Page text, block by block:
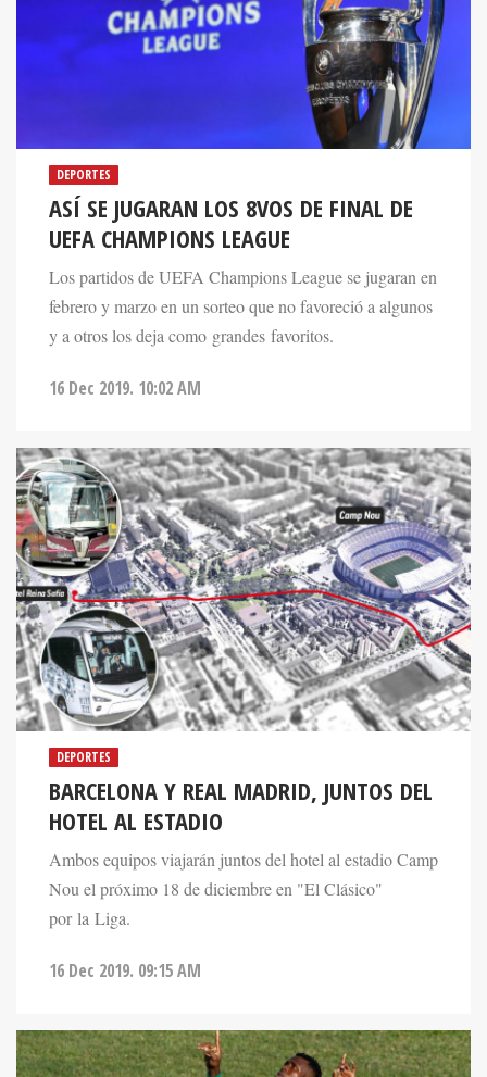
DEPORTES
ASÍ SE JUGARAN LOS 8VOS DE FINAL DE
UEFA CHAMPIONS LEAGUE
Los partidos de UEFA Champions League se jugaran en
febrero y marzo en un sorteo que no favoreció a algunos
y a otros los deja como grandes favoritos.
16 Dec 2019. 10:02 AM
DEPORTES
BARCELONA Y REAL MADRID, JUNTOS DEL
HOTEL AL ESTADIO
Ambos equipos viajarán juntos del hotel al estadio Camp
Nou el próximo 18 de diciembre en "El Clásico"
por la Liga.
16 Dec 2019. 09:15 AM